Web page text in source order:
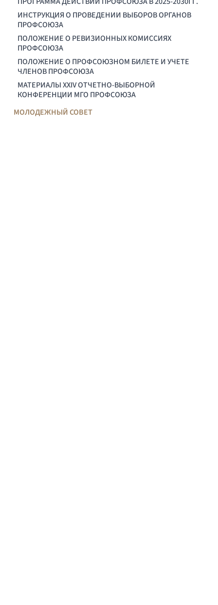
ИНСТРУКЦИЯ О ПРОВЕДЕНИИ ВЫБОРОВ ОРГАНОВ
ПРОФСОЮЗА
ПОЛОЖЕНИЕ О РЕВИЗИОННЫХ КОМИССИЯХ
ПРОФСОЮЗА
ПОЛОЖЕНИЕ О ПРОФСОЮЗНОМ БИЛЕТЕ И УЧЕТЕ
ЧЛЕНОВ ПРОФСОЮЗА
МАТЕРИАЛЫ XXIV ОТЧЕТНО-ВЫБОРНОЙ
КОНФЕРЕНЦИИ МГО ПРОФСОЮЗА
МОЛОДЕЖНЫЙ СОВЕТ